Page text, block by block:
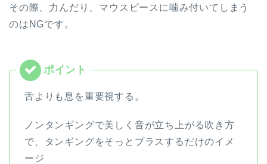
その際、力んだり、マウスピースに噛み付いてしまう
のはNGです。
舌よりも息を重要視する。
ノンタンギングで美しく音が立ち上がる吹き方
で、タンギングをそっとプラスするだけのイメ
ージ